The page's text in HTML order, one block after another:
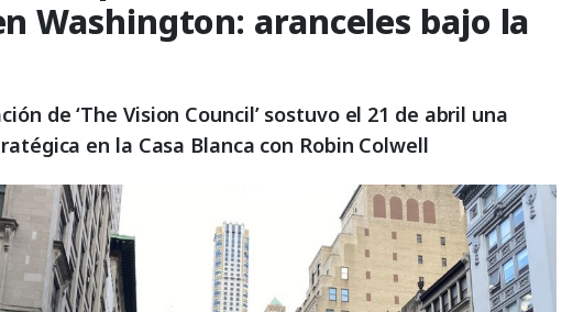
Washington: aranceles bajo la
de ‘The Vision Council’ sostuvo el 21 de abril una
en la Casa Blanca con Robin Colwell